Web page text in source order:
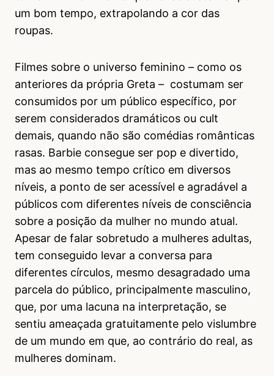
um bom tempo, extrapolando a cor das
roupas.
Filmes sobre o universo feminino – como os
anteriores da própria Greta – costumam ser
consumidos por um público específico, por
serem considerados dramáticos ou cult
demais, quando não são comédias românticas
rasas. Barbie consegue ser pop e divertido,
mas ao mesmo tempo crítico em diversos
níveis, a ponto de ser acessível e agradável a
públicos com diferentes níveis de consciência
sobre a posição da mulher no mundo atual.
Apesar de falar sobretudo a mulheres adultas,
tem conseguido levar a conversa para
diferentes círculos, mesmo desagradado uma
parcela do público, principalmente masculino,
que, por uma lacuna na interpretação, se
sentiu ameaçada gratuitamente pelo vislumbre
de um mundo em que, ao contrário do real, as
mulheres dominam.